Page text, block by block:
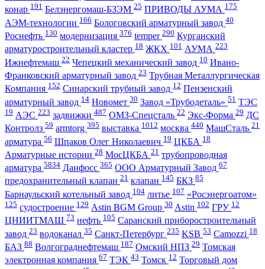
конар 191 Белэнергомаш-БЗЭМ 25 ПРИВОДЫ АУМА 175
АЭМ-технологии 166 Бологовский арматурный завод 40
Роснефть 130 модернизация 376 temper 290 Курганский
арматуростроительный кластер 18 ЖКХ 101 АУМА 223
Ижнефтемаш 22 Чепецкий механический завод 10 Ивано-
Франковский арматурный завод 23 Трубная Металлургическая
Компания 152 Синарский трубный завод 12 Пензенский
арматурный завод 14 Новомет 30 Завод «Трубодеталь» 51 ТЭС
19 АЭС 223 задвижки 487 ОМЗ-Спецсталь 22 Экс-Форма 29 ДС
Контролз 59 armtorg 395 выставка 1012 москва 440 МашСталь 21
арматура 56 Шпаков Олег Николаевич 19 ЦКБА 18
Арматурные истории 28 МосЦКБА 21 трубопроводная
арматура 5834 Данфосс 365 ООО Арматурный Завод 67
предохранительный клапан 21 клапан 145 БКЗ 85
Барнаульский котельный завод 104 литье 107 «Росэнергоатом»
125 судостроение 129 Astin BGM Group 30 Astin 102 ГРУ 12
ЦНИИТМАШ 73 нефть 105 Саранский приборостроительный
завод 23 водоканал 35 Санкт-Петербург 235 KSB 53 Camozzi 18
БАЗ 88 Волгограднефтемаш 187 Омский НПЗ 29 Томская
электронная компания 67 ТЭК 43 Томск 12 Торговый дом